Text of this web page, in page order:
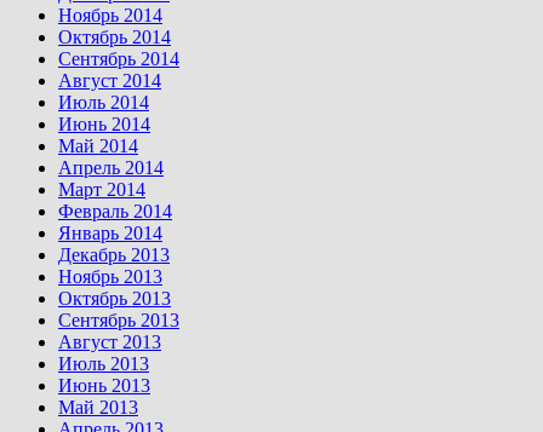
Ноябрь 2014
Октябрь 2014
Сентябрь 2014
Август 2014
Июль 2014
Июнь 2014
Май 2014
Апрель 2014
Март 2014
Февраль 2014
Январь 2014
Декабрь 2013
Ноябрь 2013
Октябрь 2013
Сентябрь 2013
Август 2013
Июль 2013
Июнь 2013
Май 2013